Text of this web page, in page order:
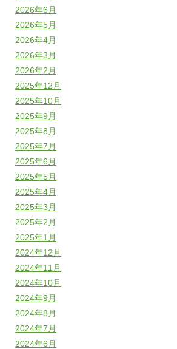
2026年6月
2026年5月
2026年4月
2026年3月
2026年2月
2025年12月
2025年10月
2025年9月
2025年8月
2025年7月
2025年6月
2025年5月
2025年4月
2025年3月
2025年2月
2025年1月
2024年12月
2024年11月
2024年10月
2024年9月
2024年8月
2024年7月
2024年6月